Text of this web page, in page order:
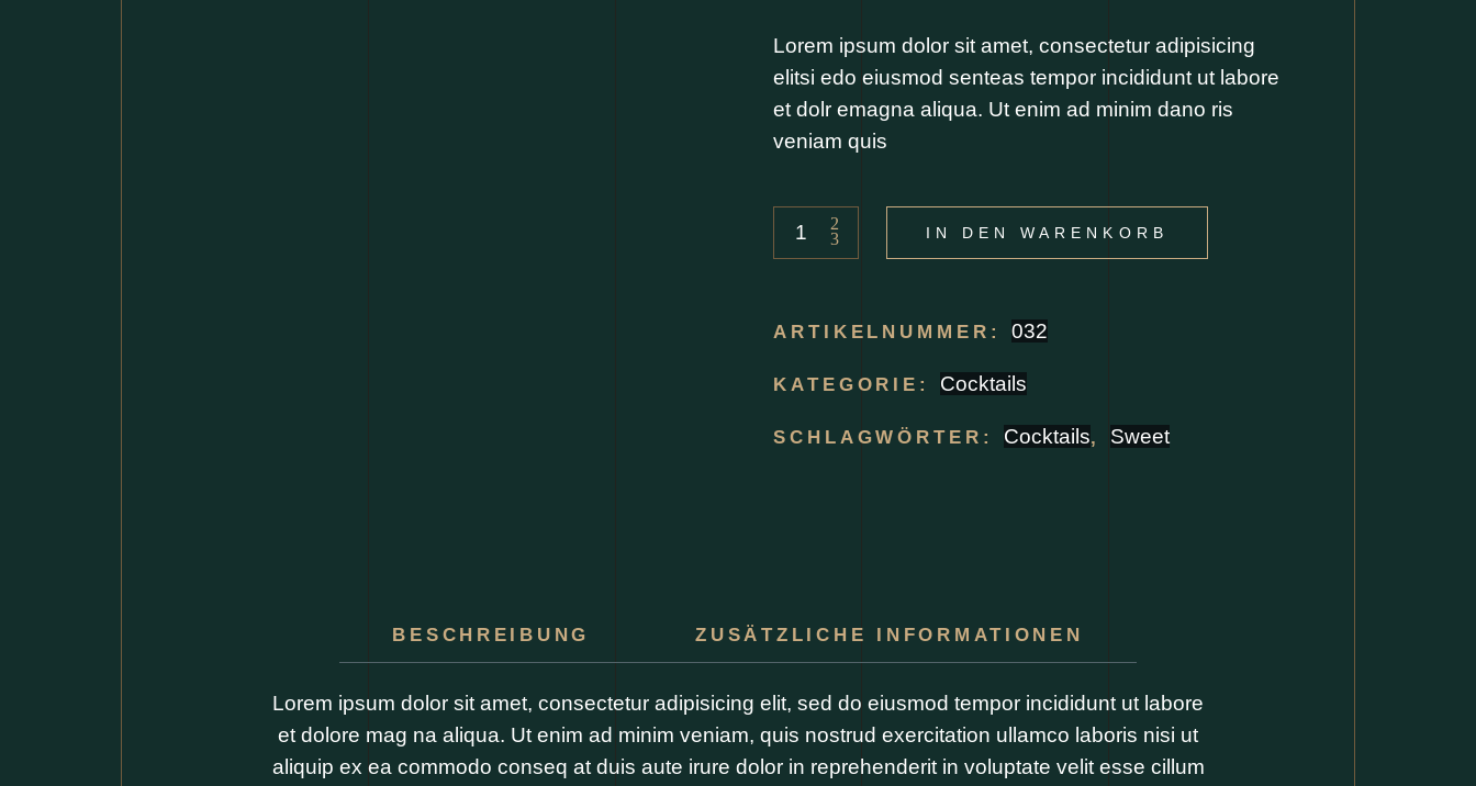
Lorem ipsum dolor sit amet, consectetur adipisicing
elitsi edo eiusmod senteas tempor incididunt ut labore
et dolr emagna aliqua. Ut enim ad minim dano ris
veniam quis
IN DEN WARENKORB
ARTIKELNUMMER: 032
KATEGORIE: Cocktails
SCHLAGWÖRTER: Cocktails, Sweet
BESCHREIBUNG ZUSÄTZLICHE INFORMATIONEN
Lorem ipsum dolor sit amet, consectetur adipisicing elit, sed do eiusmod tempor incididunt ut labore
et dolore mag na aliqua. Ut enim ad minim veniam, quis nostrud exercitation ullamco laboris nisi ut
aliquip ex ea commodo conseq at duis aute irure dolor in reprehenderit in voluptate velit esse cillum